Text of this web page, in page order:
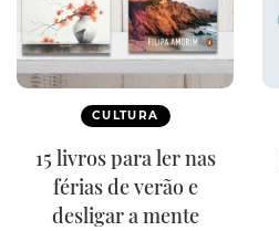
CULTURA
15 livros para ler nas
férias de verão e
desligar a mente